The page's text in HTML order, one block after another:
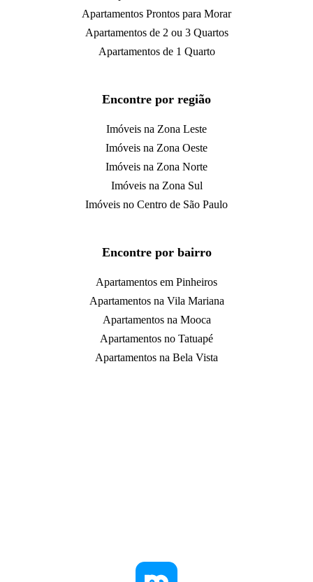
Apartamentos Prontos para Morar
Apartamentos de 2 ou 3 Quartos
Apartamentos de 1 Quarto
Encontre por região
Imóveis na Zona Leste
Imóveis na Zona Oeste
Imóveis na Zona Norte
Imóveis na Zona Sul
Imóveis no Centro de São Paulo
Encontre por bairro
Apartamentos em Pinheiros
Apartamentos na Vila Mariana
Apartamentos na Mooca
Apartamentos no Tatuapé
Apartamentos na Bela Vista